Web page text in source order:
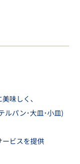
味しく、
ルパン･大皿･小皿)
ビスを提供